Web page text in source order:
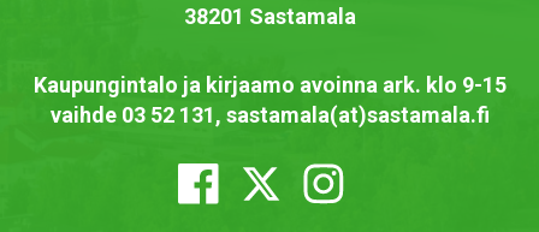
38201 Sastamala
Kaupungintalo ja kirjaamo avoinna ark. klo 9-15
vaihde 03 52 131, sastamala(at)sastamala.fi